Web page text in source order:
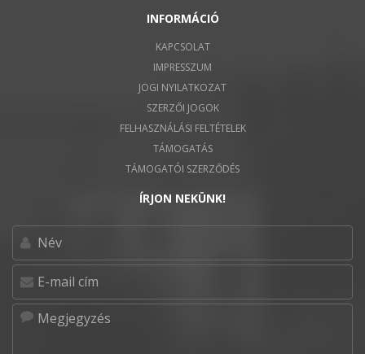
INFORMÁCIÓ
KAPCSOLAT
IMPRESSZUM
JOGI NYILATKOZAT
SZERZŐI JOGOK
FELHASZNÁLÁSI FELTÉTELEK
TÁMOGATÁS
TÁMOGATÓI SZERZŐDÉS
ÍRJON NEKÜNK!